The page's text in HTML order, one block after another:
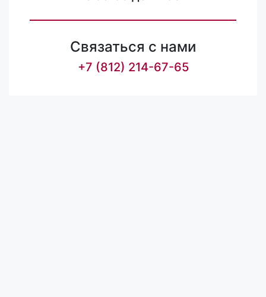
Связаться с нами
+7 (812) 214-67-65